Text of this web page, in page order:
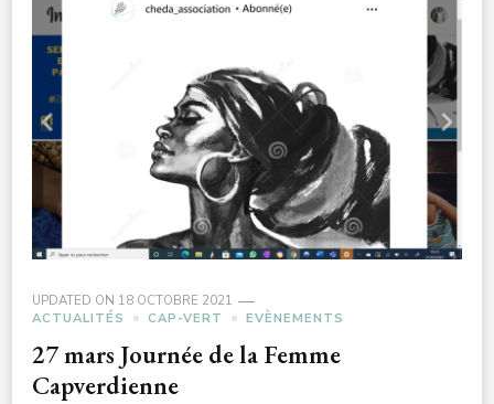
UPDATED ON 18 OCTOBRE 2021
ACTUALITÉS
CAP-VERT EVÈNEMENTS
27 mars Journée de la Femme
Capverdienne